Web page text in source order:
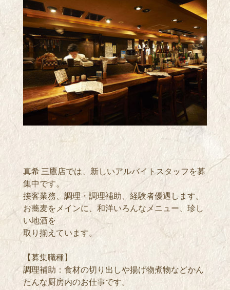
真希 三鷹店では、新しいアルバイトスタッフを募
集中です。
接客業務、調理・調理補助、経験者優遇します。
お蕎麦をメインに、和洋いろんなメニュー、珍し
い地酒を
取り揃えています。
【募集職種】
調理補助：食材の切り出しや揚げ物煮物などかん
たんな厨房内のお仕事です。